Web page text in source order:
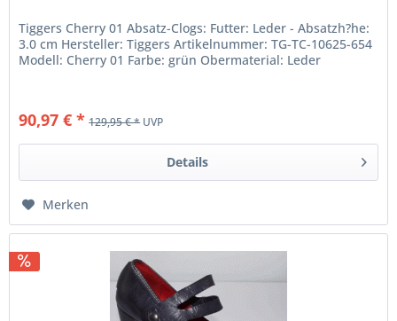
Tiggers Cherry 01 Absatz-Clogs: Futter: Leder - Absatzh?he:
3.0 cm Hersteller: Tiggers Artikelnummer: TG-TC-10625-654
Modell: Cherry 01 Farbe: grün Obermaterial: Leder
90,97 € * 129,95 € *UVP
Details
Merken